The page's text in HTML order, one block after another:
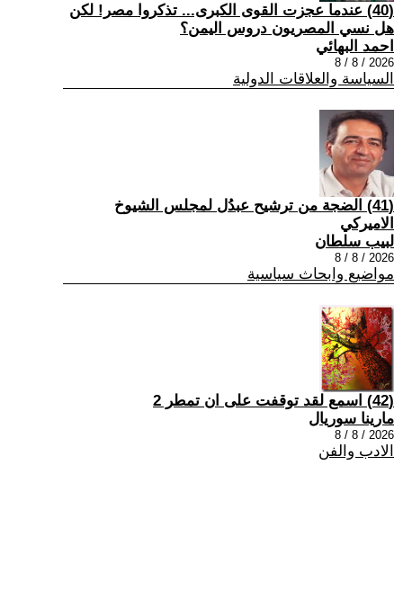
(40) عندما عجزت القوى الكبرى... تذكروا مصر! لكن
هل نسي المصريون دروس اليمن؟
احمد البهائي
2026 / 8 / 8
السياسة والعلاقات الدولية
(41) الضجة من ترشيح عبدُل لمجلس الشيوخ
الاميركي
لبيب سلطان
2026 / 8 / 8
مواضيع وابحاث سياسية
(42) اسمع لقد توقفت على ان تمطر 2
مارينا سوريال
2026 / 8 / 8
الادب والفن